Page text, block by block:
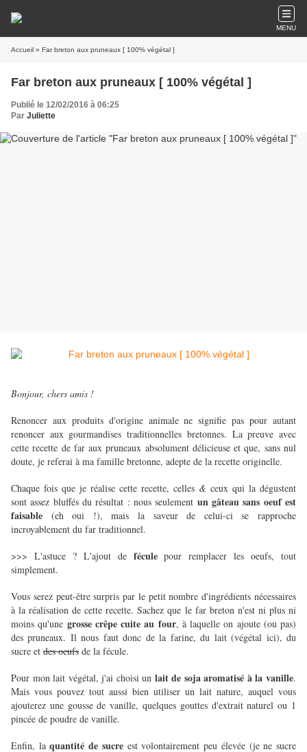
MENU
Accueil » Far breton aux pruneaux [ 100% végétal ]
Far breton aux pruneaux [ 100% végétal ]
Publié le 12/02/2016 à 06:25
Par Juliette
Bonjour, chers amis !
Renoncer aux produits d'origine animale ne signifie pas pour autant
renoncer aux gourmandises traditionnelles bretonnes. La preuve avec
cette recette de far aux pruneaux absolument délicieuse et que, sans nul
doute, je referai à ma famille bretonne, adepte de la recette originelle.
Chaque fois que je réalise cette recette, celles & ceux qui la dégustent
sont assez bluffés du résultat : nous seulement un gâteau sans oeuf est
faisable (eh oui !), mais la saveur de celui-ci se rapproche
incroyablement du far traditionnel.
>>> L'astuce ? L'ajout de féculepour remplacer les oeufs, tout
simplement.
Vous serez peut-être surpris par le petit nombre d'ingrédients nécessaires
à la réalisation de cette recette. Sachez que le far breton n'est ni plus ni
moins qu'une grosse crêpe cuite au four, à laquelle on ajoute (ou pas)
des pruneaux. Il nous faut donc de la farine, du lait (végétal ici), du
sucre et des oeufs de la fécule.
Pour mon lait végétal, j'ai choisi un lait de soja aromatisé à la vanille.
Mais vous pouvez tout aussi bien utiliser un lait nature, auquel vous
ajouterez une gousse de vanille, quelques gouttes d'extrait naturel ou 1
pincée de poudre de vanille.
Enfin, laquantité de sucreest volontairement peu élevée (je ne sucre